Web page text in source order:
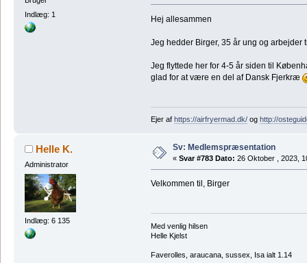
Indlæg: 1
Hej allesammen
Jeg hedder Birger, 35 år ung og arbejder
Jeg flyttede her for 4-5 år siden til
glad for at være en del af Dansk Fjerkræ
Ejer af https://airfryermad.dk/og http://
Helle K.
Administrator
Indlæg: 6 135
Sv: Medlemspræsentation
« Svar #783 Dato: 26 Oktober , 2023,
Velkommen til, Birger
Med venlig hilsen
Helle Kjelst
Faverolles, araucana, sussex, Isa ialt 1.14